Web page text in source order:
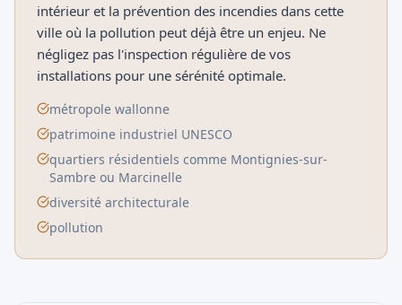
intérieur et la prévention des incendies dans cette
ville où la pollution peut déjà être un enjeu. Ne
négligez pas l'inspection régulière de vos
installations pour une sérénité optimale.
métropole wallonne
patrimoine industriel UNESCO
quartiers résidentiels comme Montignies-sur-
Sambre ou Marcinelle
diversité architecturale
pollution